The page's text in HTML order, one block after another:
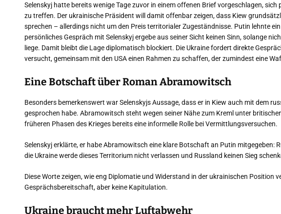
Selenskyj hatte bereits wenige Tage zuvor in einem offenen Brief vorgeschlagen,
zu treffen. Der ukrainische Präsident will damit offenbar zeigen, dass Kiew
sprechen – allerdings nicht um den Preis territorialer Zugeständnisse. Putin lehnte
persönliches Gespräch mit Selenskyj ergebe aus seiner Sicht keinen Sinn, solange
liege. Damit bleibt die Lage diplomatisch blockiert. Die Ukraine fordert direkte
versucht, gemeinsam mit den USA einen Rahmen zu schaffen, der zumindest eine
Eine Botschaft über Roman Abramowitsch
Besonders bemerkenswert war Selenskyjs Aussage, dass er in Kiew auch mit dem
gesprochen habe. Abramowitsch steht wegen seiner Nähe zum Kreml unter
früheren Phasen des Krieges bereits eine informelle Rolle bei Vermittlungsversuchen.
Selenskyj erklärte, er habe Abramowitsch eine klare Botschaft an Putin mitgegeben:
die Ukraine werde dieses Territorium nicht verlassen und Russland keinen Sieg
Diese Worte zeigen, wie eng Diplomatie und Widerstand in der ukrainischen Position
Gesprächsbereitschaft, aber keine Kapitulation.
Ukraine braucht mehr Luftabwehr